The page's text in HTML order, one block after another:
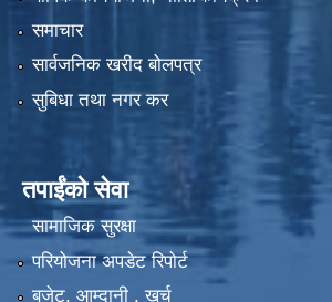
समाचार
सार्वजनिक खरीद बोलपत्र
सुबिधा तथा नगर कर
तपाईंको सेवा
सामाजिक सुरक्षा
परियोजना अपडेट रिपोर्ट
बजेट, आम्दानी , खर्च